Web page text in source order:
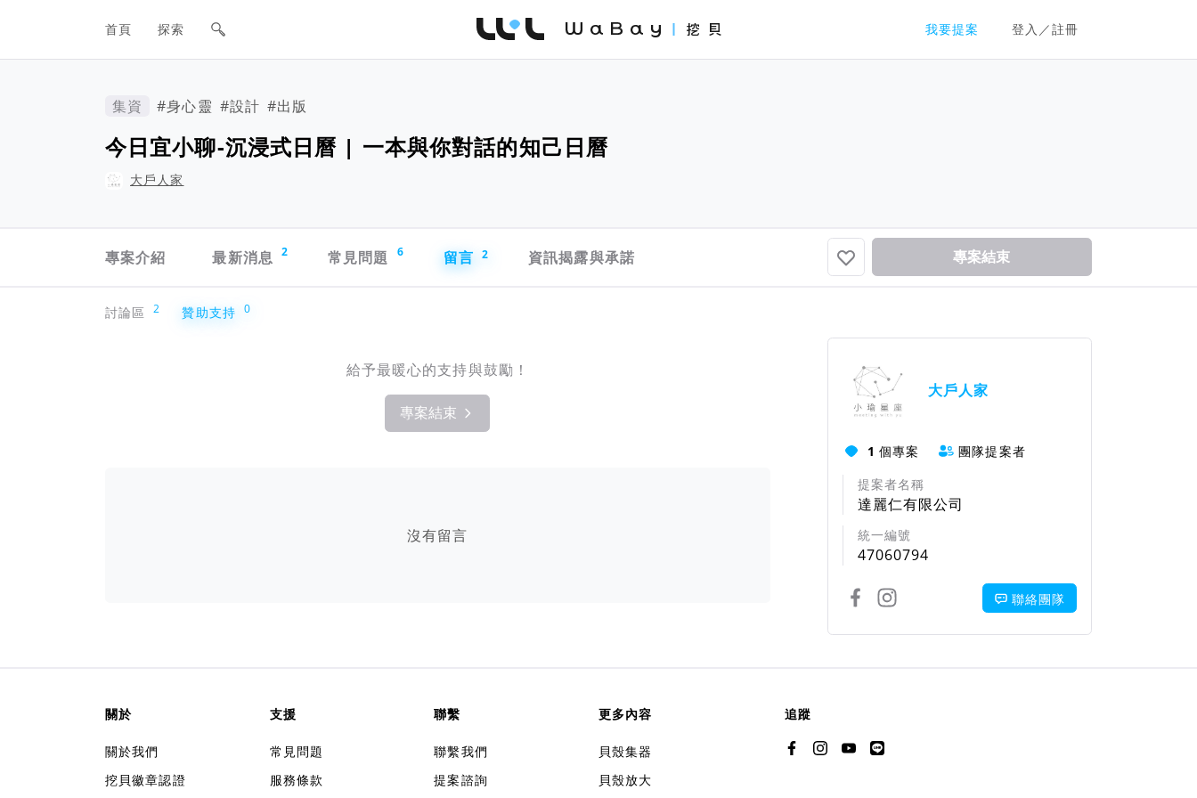
網站主要導航欄
首頁 探索 我要提案 登入／註冊
WaBay 挖貝 | 台灣最值得信賴的群眾集資 / 群眾募資平台
集資 #身心靈 #設計 #出版
今日宜小聊-沉浸式日曆 | 一本與你對話的知己日曆
大戶人家
專案介紹
最新消息 2 常見問題 6 留言 2 資訊揭露與承諾 專案結束
討論區 2 贊助支持 0
給予最暖心的支持與鼓勵！
專案結束
沒有留言
大戶人家
1 個專案
團隊提案者
提案者名稱
達麗仁有限公司
統一編號
47060794
聯絡團隊
關於
關於我們
挖貝徽章認證
支援
常見問題
服務條款
聯繫
聯繫我們
提案諮詢
更多內容
貝殼集器
貝殼放大
追蹤